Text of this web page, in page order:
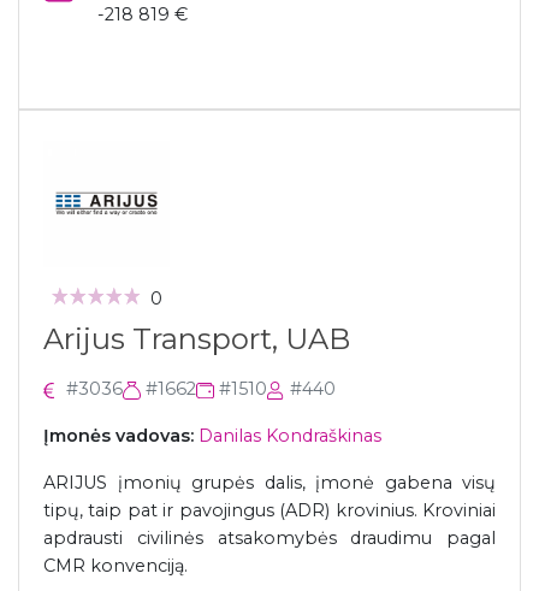
-218 819 €
0
Arijus Transport, UAB
#3036 #1662 #1510 #440
Įmonės vadovas: Danilas Kondraškinas
ARIJUS įmonių grupės dalis, įmonė gabena visų
tipų, taip pat ir pavojingus (ADR) krovinius. Kroviniai
apdrausti civilinės atsakomybės draudimu pagal
CMR konvenciją.